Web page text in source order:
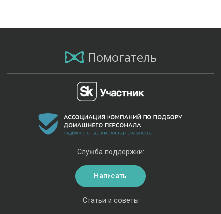
Помогатель
Статьи и советы
Служба поддержки:
Написать